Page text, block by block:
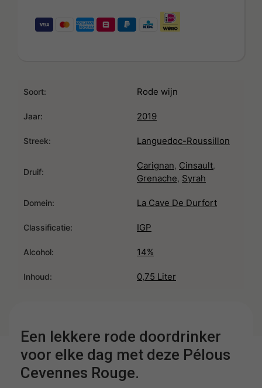
Soort: Rode wijn
Jaar: 2019
Streek: Languedoc-Roussillon
Druif:
Carignan, Cinsault,
Grenache, Syrah
Domein: La Cave De Durfort
Classificatie: IGP
Alcohol: 14%
Inhoud: 0,75 Liter
Een lekkere rode doordrinker
voor elke dag met deze Pélous
Cevennes Rouge.